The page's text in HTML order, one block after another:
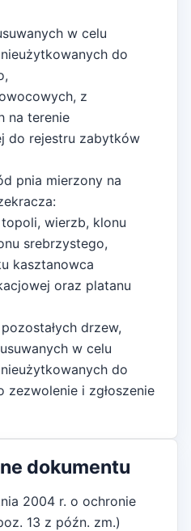
w celu
do
z
na terenie
do rejestru zabytków
pnia mierzony na
wierzb, klonu
srebrzystego,
kasztanowca
oraz platanu
drzew,
w celu
do
i zgłoszenie
dokumentu
2004 r. o ochronie
13 z późn. zm.)